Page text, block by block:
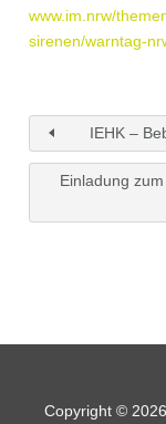
www.im.nrw/
sirenen/warntag-
IEHK –
Einladung
Copyright ©